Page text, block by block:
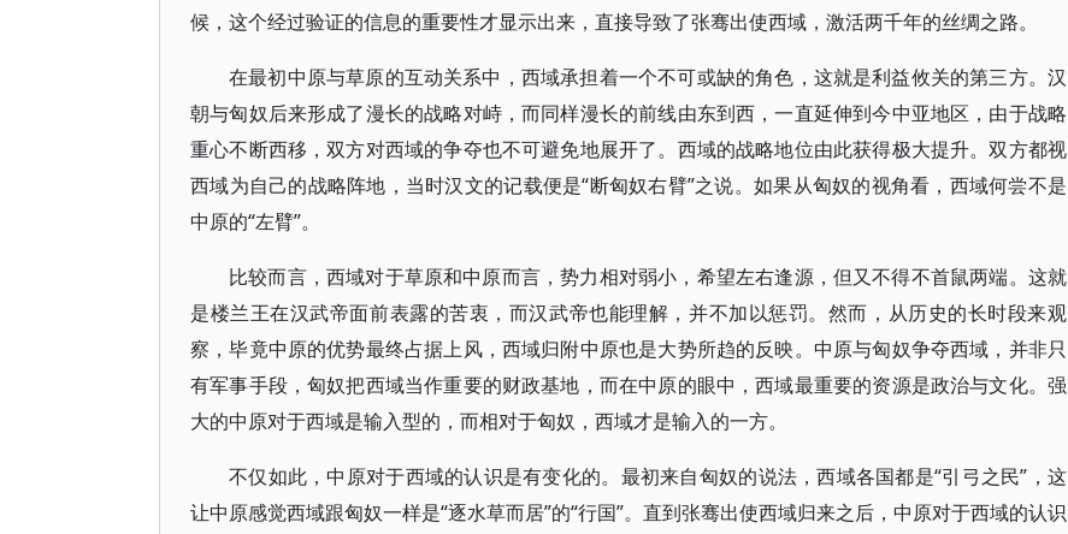
候，这个经过验证的信息的重要性才显示出来，直接导致了张骞出使西域，激活两千年的丝绸之路。
在最初中原与草原的互动关系中，西域承担着一个不可或缺的角色，这就是利益攸关的第三方。汉
朝与匈奴后来形成了漫长的战略对峙，而同样漫长的前线由东到西，一直延伸到今中亚地区，由于战略
重心不断西移，双方对西域的争夺也不可避免地展开了。西域的战略地位由此获得极大提升。双方都视
西域为自己的战略阵地，当时汉文的记载便是“断匈奴右臂”之说。如果从匈奴的视角看，西域何尝不是
中原的“左臂”。
比较而言，西域对于草原和中原而言，势力相对弱小，希望左右逢源，但又不得不首鼠两端。这就
是楼兰王在汉武帝面前表露的苦衷，而汉武帝也能理解，并不加以惩罚。然而，从历史的长时段来观
察，毕竟中原的优势最终占据上风，西域归附中原也是大势所趋的反映。中原与匈奴争夺西域，并非只
有军事手段，匈奴把西域当作重要的财政基地，而在中原的眼中，西域最重要的资源是政治与文化。强
大的中原对于西域是输入型的，而相对于匈奴，西域才是输入的一方。
不仅如此，中原对于西域的认识是有变化的。最初来自匈奴的说法，西域各国都是“引弓之民”，这
让中原感觉西域跟匈奴一样是“逐水草而居”的“行国”。直到张骞出使西域归来之后，中原对于西域的认识